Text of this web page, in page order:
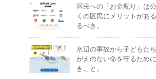
区民への「お金配り」は
くの区民にメリットがあ
るべき。
水辺の事故から子どもた
がえのない命を守るため
きこと。